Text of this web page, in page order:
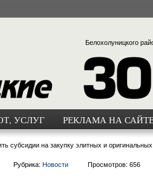
Белохолуницкого
УСЛУГ РЕКЛАМА НА
субсидии на закупку элитных и
Рубрика: Новости Просмотров: 656